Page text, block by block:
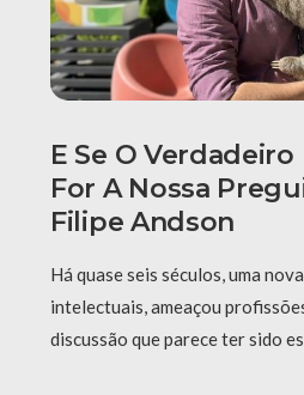
E Se O Verdadeiro
For A Nossa
Filipe Andson
Há quase seis séculos, uma
intelectuais, ameaçou
discussão que parece ter sido